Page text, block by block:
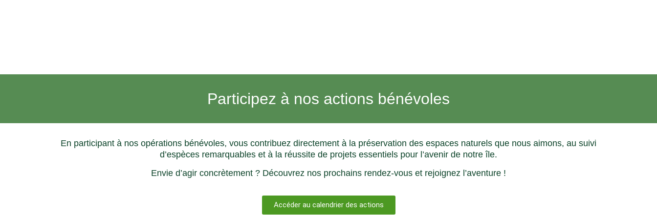
Participez à nos actions bénévoles
En participant à nos opérations bénévoles, vous contribuez directement à la préservation des espaces naturels que nous aimons, au suivi
d’espèces remarquables et à la réussite de projets essentiels pour l’avenir de notre île.
Envie d’agir concrètement ? Découvrez nos prochains rendez-vous et rejoignez l’aventure !
Accéder au calendrier des actions